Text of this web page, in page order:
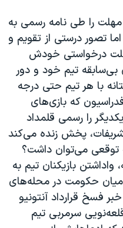
را طی نامه رسمی به
تصور درستی از تقویم و
درخواستی خودش
بی‌سابقه تیم خود و دور
با هر تیم حتی درجه
که بازی‌های
را رسمی قلمداد
پخش زنده می‌کند
توقعی می‌توان داشت؟
بازیکنان تیم به
حکومت در محله‌های
فسخ قرارداد آنتونیو
قلعه‌نویی سرمربی تیم